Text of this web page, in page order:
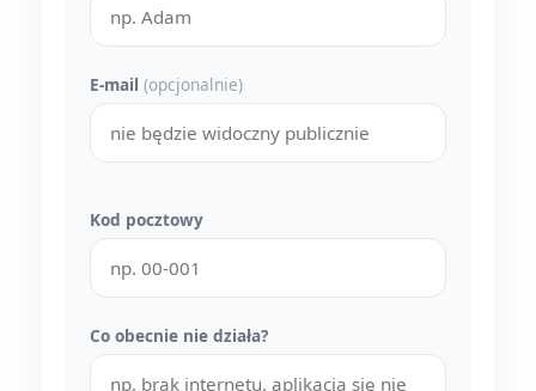
E-mail (opcjonalnie)
Kod pocztowy
Co obecnie nie działa?